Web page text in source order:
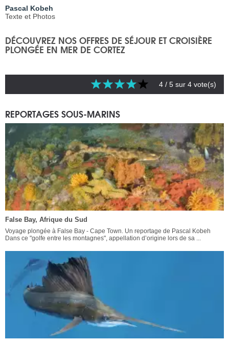
Pascal Kobeh
Texte et Photos
DÉCOUVREZ NOS OFFRES DE SÉJOUR ET CROISIÈRE
PLONGÉE EN MER DE CORTEZ
4 / 5 sur 4 vote(s)
REPORTAGES SOUS-MARINS
False Bay, Afrique du Sud
Voyage plongée à False Bay - Cape Town. Un reportage de Pascal Kobeh
Dans ce "golfe entre les montagnes", appellation d’origine lors de sa ...